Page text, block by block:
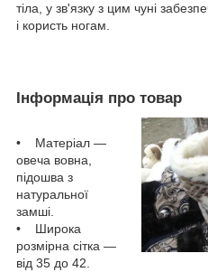
тіла, у зв'язку з цим чуні
і користь ногам.
Інформація про товар
• Матеріал —
овеча вовна,
підошва з
натуральної
замші.
• Широка
розмірна сітка —
від 35 до 42.